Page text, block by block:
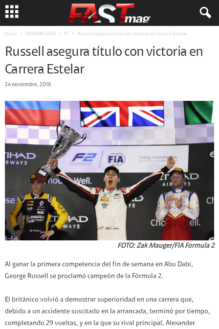
Inicio MONOPLAZAS F2 Russell asegura título con victoria en Carrera Estelar
Russell asegura título con victoria en
Carrera Estelar
24 noviembre, 2018
FOTO: Zak Mauger/FIA Formula 2
Al ganar la primera competencia del fin de semana en Abu Dabi,
George Russell se proclamó campeón de la Fórmula 2.
El británico volvió a demostrar superioridad en una carrera que,
debido a un accidente suscitado en la arrancada, terminó por tiempo,
completando 29 vueltas, y en la que su rival principal, Alexander